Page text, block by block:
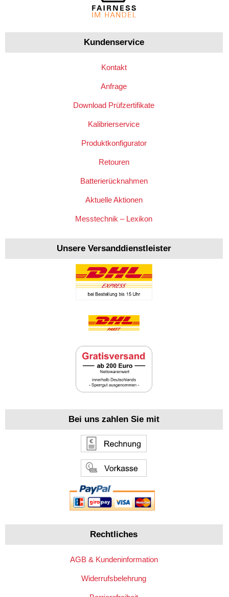
Kundenservice
Kontakt
Anfrage
Download Prüfzertifikate
Kalibrierservice
Produktkonfigurator
Retouren
Batterierücknahmen
Aktuelle Aktionen
Messtechnik – Lexikon
Unsere Versanddienstleister
Bei uns zahlen Sie mit
Rechtliches
AGB & Kundeninformation
Widerrufsbelehrung